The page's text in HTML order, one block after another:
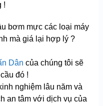
!
bơm mực các loại máy
mà giá lại hợp lý ?
Dân của chúng tôi sẽ
đó !
nghiệm lâu năm và
an tâm với dịch vụ của